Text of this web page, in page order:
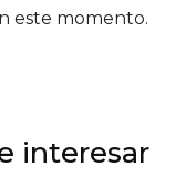
este momento.
interesar